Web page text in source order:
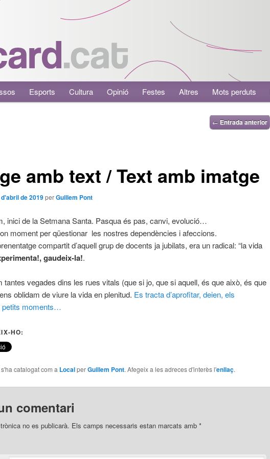
Esports Cultura Opinió Festes Altres Mots perduts
← Entrada anterior
amb text / Text amb imatge
de 2019perGuillem Pont
inici de la Setmana Santa. Pasqua és pas, canvi, evolució…
moment per qüestionar les nostres dependències i afeccions.
compartit d’aquell grup de docents ja jubilats, era un radical: “la vida
gaudeix-la!.
tantes vegades dins les rues vitals (que si jo, que si aquell, és que això, és que
oblidam de viure la vida en plenitud. Es tracta d’aprofitar, deien, els
moments…
HO:
catalogat com a LocalperGuillem Pont. Afegeix a les adreces d'interès l'enllaç.
comentari
no es publicarà. Els camps necessaris estan marcats amb *